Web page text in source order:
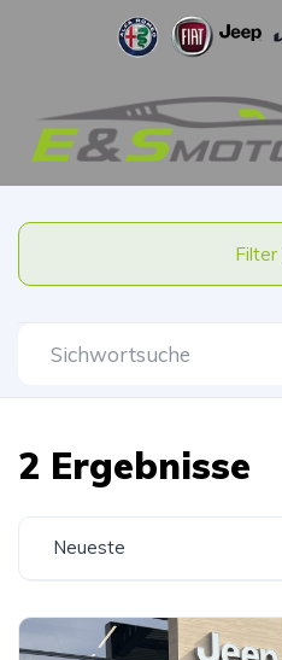
2 Ergebnisse
Neueste